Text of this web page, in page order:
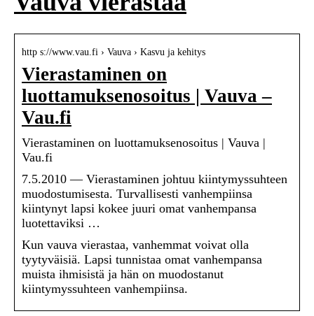
http s://www.vau.fi › Vauva › Kasvu ja kehitys
Vierastaminen on
luottamuksenosoitus | Vauva –
Vau.fi
Vierastaminen on luottamuksenosoitus | Vauva |
Vau.fi
7.5.2010 — Vierastaminen johtuu kiintymyssuhteen
muodostumisesta. Turvallisesti vanhempiinsa
kiintynyt lapsi kokee juuri omat vanhempansa
luotettaviksi …
Kun vauva vierastaa, vanhemmat voivat olla
tyytyväisiä. Lapsi tunnistaa omat vanhempansa
muista ihmisistä ja hän on muodostanut
kiintymyssuhteen vanhempiinsa.